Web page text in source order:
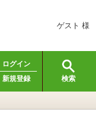
ゲスト 様
ログイン
新規登録
検索